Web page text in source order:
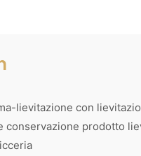
lievitazione con
conservazione prodotto